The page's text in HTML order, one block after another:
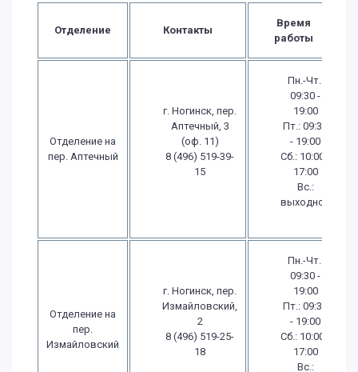
Отделение Контакты
Время
работы
Отделение на
пер. Аптечный
г. Ногинск, пер.
Аптечный, 3
(оф. 11)
8 (496) 519-39-
15
Пн.-Чт.:
09:30 -
19:00
Пт.: 09:30
- 19:00
Сб.: 10:00 -
17:00
Вс.:
выходной
Отделение на
пер.
Измайловский
г. Ногинск, пер.
Измайловский,
2
8 (496) 519-25-
18
Пн.-Чт.:
09:30 -
19:00
Пт.: 09:30
- 19:00
Сб.: 10:00 -
17:00
Вс.: